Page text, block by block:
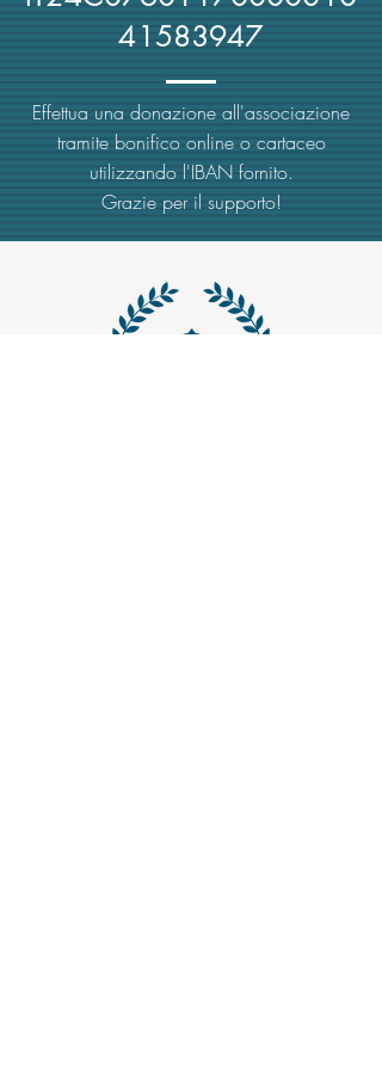
41583947
Effettua una donazione all'associazione
tramite bonifico online o cartaceo
utilizzando l'IBAN fornito.
Grazie per il supporto!